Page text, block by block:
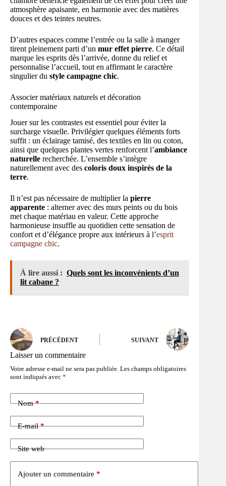
atmosphère apaisante, en harmonie avec des matières
douces et des teintes neutres.
D’autres espaces comme l’entrée ou la salle à manger
tirent pleinement parti d’un mur effet pierre. Ce détail
marque les esprits dès l’arrivée, donne du relief et
personnalise l’accueil, tout en affirmant le caractère
singulier du style campagne chic.
Associer matériaux naturels et décoration
contemporaine
Jouer sur les contrastes est essentiel pour éviter la
surcharge visuelle. Privilégier quelques éléments forts
suffit : un éclairage tamisé, des textiles en lin ou coton,
ainsi que quelques plantes vertes renforcent l’ambiance
naturelle recherchée. L’ensemble s’intègre
naturellement avec des coloris doux inspirés de la
terre.
Il n’est pas nécessaire de multiplier la pierre
apparente : alterner avec des murs peints ou du bois
met chaque matériau en valeur. Cette approche
harmonieuse insuffle au quotidien cette sensation de
confort et d’élégance propre aux intérieurs à l’esprit
campagne chic.
À lire aussi : Quels sont les inconvénients d’un
lit cabane ?
PRÉCÉDENT SUIVANT
Laisser un commentaire
Votre adresse e-mail ne sera pas publiée. Les champs obligatoires
sont indiqués avec *
Nom*
E-mail*
Site web
Ajouter un commentaire *